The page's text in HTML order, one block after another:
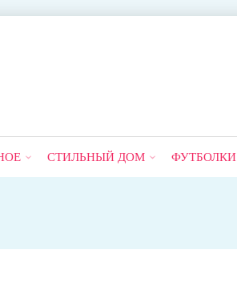
СТИЛЬНЫЙ ДОМ ФУТБОЛКИ